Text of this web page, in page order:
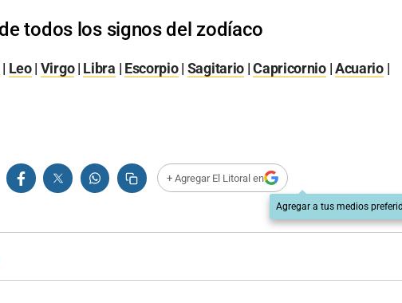
todos los signos del zodíaco
| Leo| Virgo| Libra | Escorpio| Sagitario |Capricornio|Acuario|
+ Agregar El Litoral en
Agregar a tus medios